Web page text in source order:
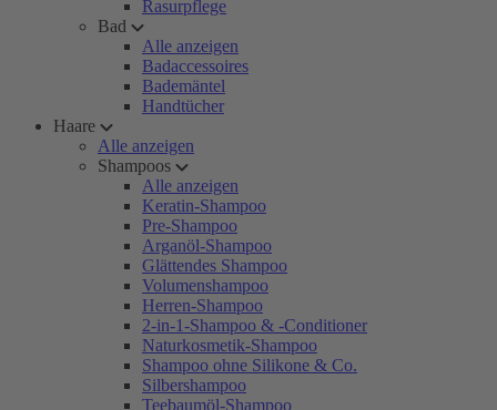
Rasurpflege
Bad
Alle anzeigen
Badaccessoires
Bademäntel
Handtücher
Haare
Alle anzeigen
Shampoos
Alle anzeigen
Keratin-Shampoo
Pre-Shampoo
Arganöl-Shampoo
Glättendes Shampoo
Volumenshampoo
Herren-Shampoo
2-in-1-Shampoo & -Conditioner
Naturkosmetik-Shampoo
Shampoo ohne Silikone & Co.
Silbershampoo
Teebaumöl-Shampoo